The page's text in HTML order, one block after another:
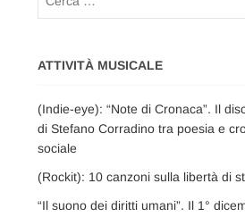
ATTIVITÀ MUSICALE
(Indie-eye): “Note di Cronaca”. Il
di Stefano Corradino tra poesia e
sociale
(Rockit): 10 canzoni sulla libertà di
“Il suono dei diritti umani”. Il 1°